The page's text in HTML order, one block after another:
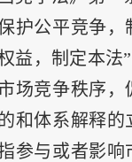
护公平竞争，
益，制定本法
场竞争秩序，
和体系解释的
参与或者影响